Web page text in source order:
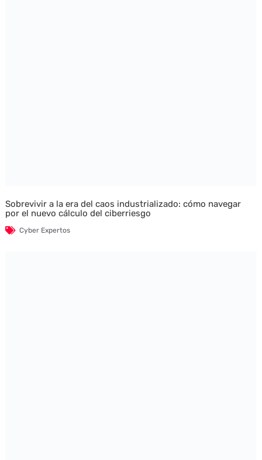
Sobrevivir a la era del caos industrializado: cómo navegar
por el nuevo cálculo del ciberriesgo
Cyber Expertos